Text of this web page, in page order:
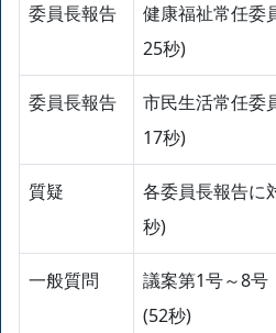
委員長報告
健康福祉常任
25秒)
委員長報告
市民生活常任
17秒)
質疑
各委員長報告
秒)
一般質問
議案第1号～8
(52秒)